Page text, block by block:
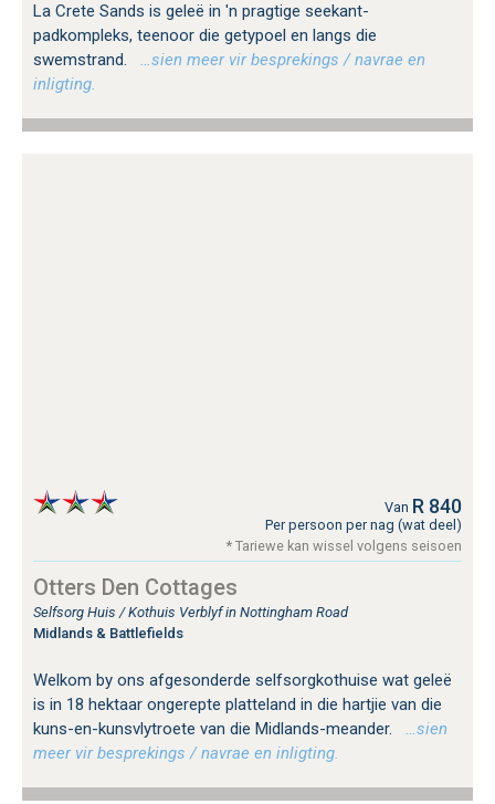
La Crete Sands is geleë in 'n pragtige seekant-
padkompleks, teenoor die getypoel en langs die
swemstrand.
…sien meer vir besprekings / navrae en
inligting.
Van R 840
Per persoon per nag (wat deel)
* Tariewe kan wissel volgens seisoen
Otters Den Cottages
Selfsorg Huis / Kothuis Verblyf in Nottingham Road
Midlands & Battlefields
Welkom by ons afgesonderde selfsorgkothuise wat geleë
is in 18 hektaar ongerepte platteland in die hartjie van die
kuns-en-kunsvlytroete van die Midlands-meander.
…sien
meer vir besprekings / navrae en inligting.